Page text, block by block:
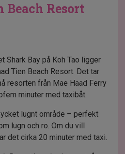
Beach Resort
Shark Bay på Koh Tao ligger
Tien Beach Resort. Det tar
resorten från Mae Haad Ferry
minuter med taxibåt.
lugnt område – perfekt
lugn och ro. Om du vill
det cirka 20 minuter med taxi.